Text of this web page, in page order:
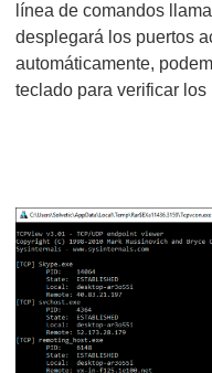
línea de comandos
desplegará los puertos
automáticamente,
teclado para verificar los